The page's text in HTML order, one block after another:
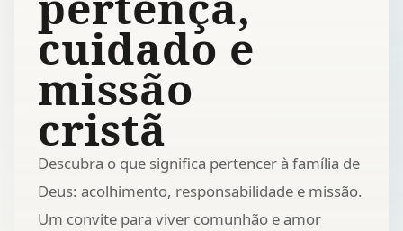
cuidado e
missão
cristã
Descubra o que significa pertencer à família de
Deus: acolhimento, responsabilidade e missão.
Um convite para viver comunhão e amor